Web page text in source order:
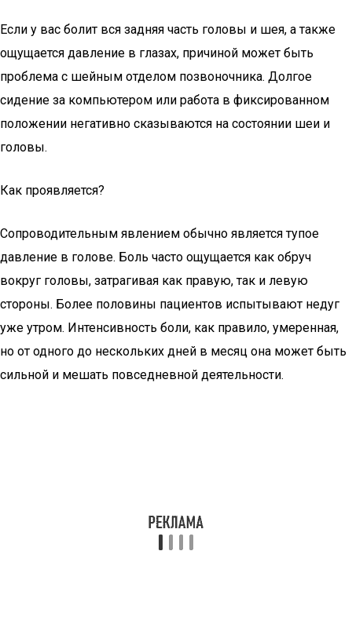
Если у вас болит вся задняя часть головы и шея, а также
ощущается давление в глазах, причиной может быть
проблема с шейным отделом позвоночника. Долгое
сидение за компьютером или работа в фиксированном
положении негативно сказываются на состоянии шеи и
головы.
Как проявляется?
Сопроводительным явлением обычно является тупое
давление в голове. Боль часто ощущается как обруч
вокруг головы, затрагивая как правую, так и левую
стороны. Более половины пациентов испытывают недуг
уже утром. Интенсивность боли, как правило, умеренная,
но от одного до нескольких дней в месяц она может быть
сильной и мешать повседневной деятельности.